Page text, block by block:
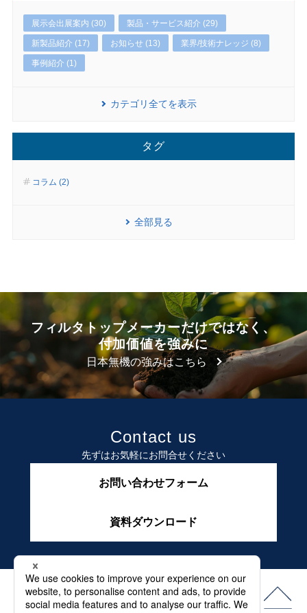
展示会出展案内 (30) 製品・サービス紹介 (29)
新製品紹介 (17) お知らせ (13) 業界/技術ナレッジ (8)
事例紹介 (1)
カテゴリ全てを表示
タグ
コラム (2)
全部見る
フィルタトップメーカーだけではなく、
付加価値を強みに
日本無機の強みはこちら
Contact us
先ずはお気軽にお問合せください
お問い合わせフォーム
資料ダウンロード